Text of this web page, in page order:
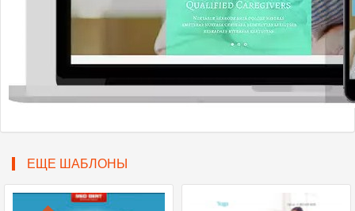
ЕЩЕ ШАБЛОНЫ